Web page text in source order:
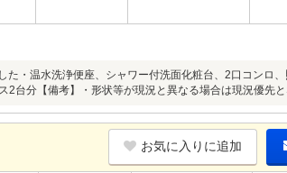
た・温水洗浄便座、シャワー付洗面化粧台、2口コンロ
2台分【備考】・形状等が現況と異なる場合は現況優先
お気に入りに追加